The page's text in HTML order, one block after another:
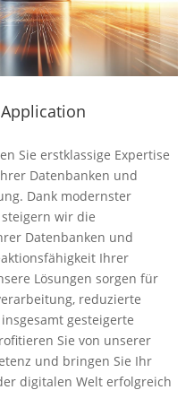
Sie erstklassige Expertise
Datenbanken und
Dank modernster
wir die
Datenbanken und
Ihrer
Lösungen sorgen für
reduzierte
gesteigerte
Sie von unserer
und bringen Sie Ihr
digitalen Welt erfolgreich